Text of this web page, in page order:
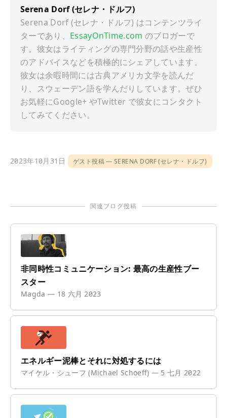
Serena Dorf (セレナ・ドルフ)
Serena Dorf (セレナ・ドルフ) はコンテンツライ
ターであり、 EssayOnTime.com のブロガーで
す。彼女はライティングの専門分野の話や生産性
のアドバイスなどを積極的にシェアしています。
彼女は余暇時間には古典アメリカ文学を読んだ
り、スウェーデン語を学んだりしています。ぜひ
お気軽にGoogle+ やTwitter で彼女にコンタクト
してみてください。
2023年10月31日 ゲスト投稿 SERENA DORF (セレナ・ドルフ)
関連ブログ投稿
非同時性コミュニケーション: 最高の生産性ブー
スター
Magda — 18 六月 2023
エネルギー泥棒とそれに対処するには
マイケル・シューフ (Michael Schoeff) — 5 七月 2022